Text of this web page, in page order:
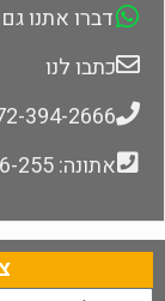
דברו אתנו
כתבו לנו
394-2666
אתונה: 30-693-2646-255+